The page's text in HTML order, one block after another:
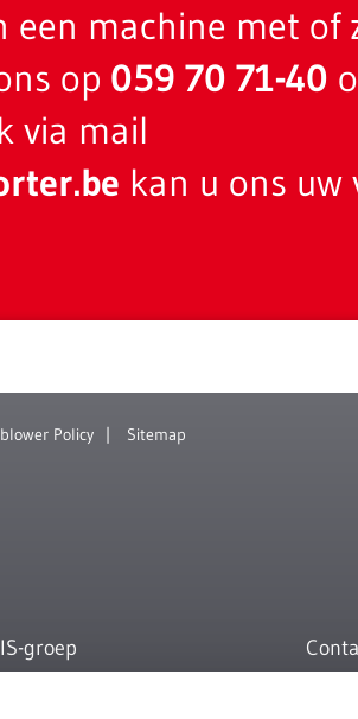
een machine met of
op 059 70 71-40
via mail
kan u ons uw
Policy Sitemap
groep
vindt u gedetailleerde informatie